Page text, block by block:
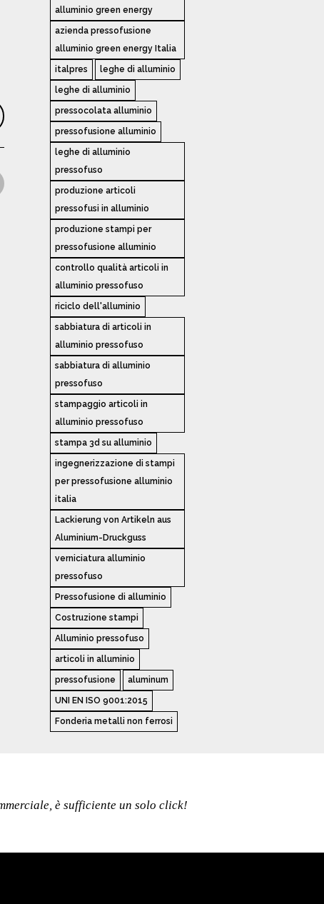
alluminio green energy
azienda pressofusione
alluminio green energy Italia
italpres leghe di alluminio
leghe di alluminio
pressocolata alluminio
pressofusione alluminio
leghe di alluminio
pressofuso
produzione articoli
pressofusi in alluminio
produzione stampi per
pressofusione alluminio
controllo qualità articoli in
alluminio pressofuso
riciclo dell'alluminio
sabbiatura di articoli in
alluminio pressofuso
sabbiatura di alluminio
pressofuso
stampaggio articoli in
alluminio pressofuso
stampa 3d su alluminio
ingegnerizzazione di stampi
per pressofusione alluminio
italia
Lackierung von Artikeln aus
Aluminium-Druckguss
verniciatura alluminio
pressofuso
Pressofusione di alluminio
Costruzione stampi
Alluminio pressofuso
articoli in alluminio
pressofusione aluminum
UNI EN ISO 9001:2015
Fonderia metalli non ferrosi
è sufficiente un solo click!